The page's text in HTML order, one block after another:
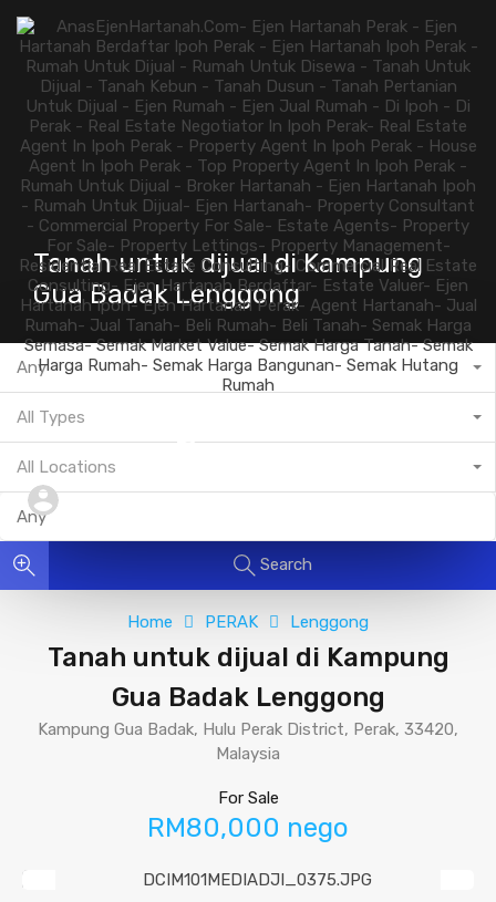
Tanah untuk dijual di Kampung
Gua Badak Lenggong
Any
All Types
All Locations
Search
Home PERAK Lenggong
Tanah untuk dijual di Kampung
Gua Badak Lenggong
Kampung Gua Badak, Hulu Perak District, Perak, 33420,
Malaysia
For Sale
RM80,000 nego